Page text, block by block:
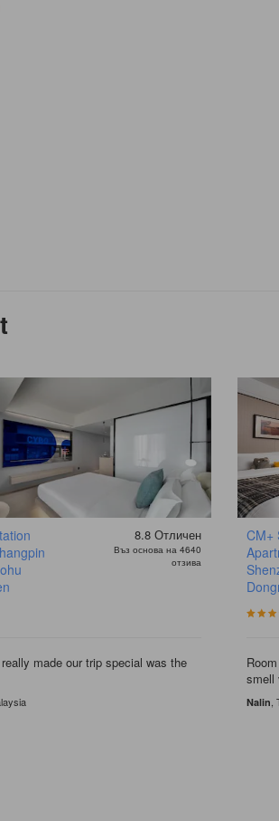
8.8 Отличен
Въз основа на 4640
отзива
made our trip special was the
CM+
smell
Nalin